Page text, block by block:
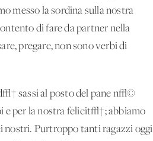
messo la sordina sulla nostra
di fare da partner nella
pregare, non sono verbi di
sassi al posto del pane n√©
e per la nostra felicit√†; abbiamo
nostri. Purtroppo tanti ragazzi oggi